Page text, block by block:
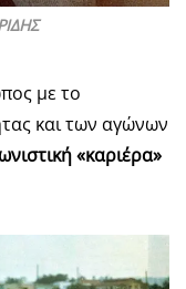
με το
και των αγώνων
«καριέρα»